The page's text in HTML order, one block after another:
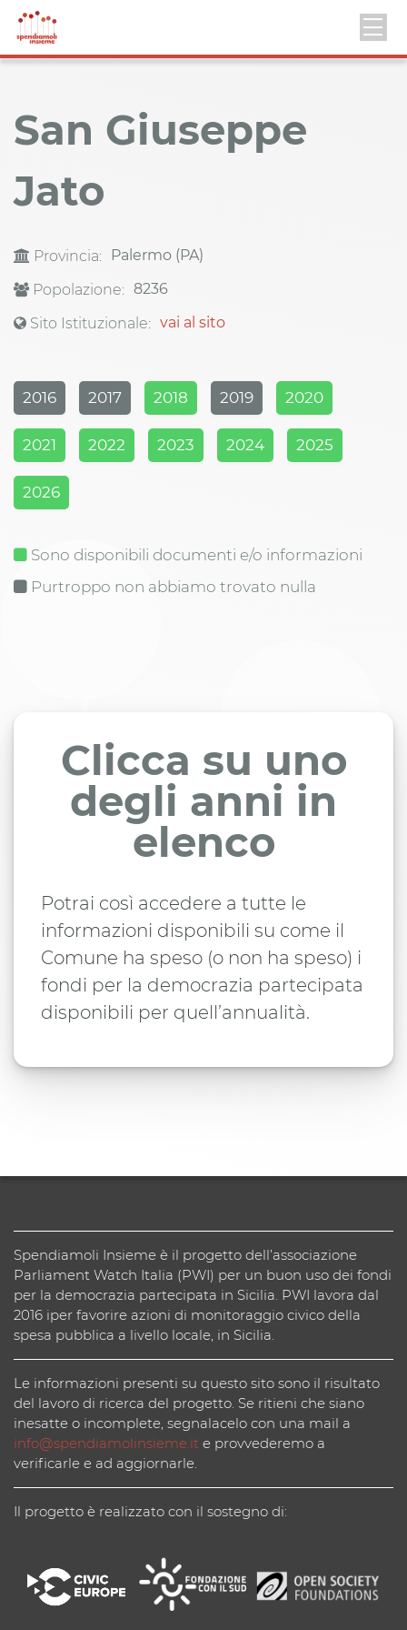
San Giuseppe
Jato
Provincia:
Palermo (PA)
Popolazione: 8236
Sito Istituzionale: vai al sito
2016 2017 2018 2019 2020
2021 2022 2023 2024 2025
2026
Sono disponibili documenti e/o informazioni
Purtroppo non abbiamo trovato nulla
Clicca su uno
degli anni in
elenco
Potrai così accedere a tutte le
informazioni disponibili su come il
Comune ha speso (o non ha speso) i
fondi per la democrazia partecipata
disponibili per quell’annualità.
Spendiamoli Insieme è il progetto dell’associazione
Parliament Watch Italia (PWI) per un buon uso dei fondi
per la democrazia partecipata in Sicilia. PWI lavora dal
2016 iper favorire azioni di monitoraggio civico della
spesa pubblica a livello locale, in Sicilia.
Le informazioni presenti su questo sito sono il risultato
del lavoro di ricerca del progetto. Se ritieni che siano
inesatte o incomplete, segnalacelo con una mail a
info@spendiamolinsieme.it e provvederemo a
verificarle e ad aggiornarle.
Il progetto è realizzato con il sostegno di: